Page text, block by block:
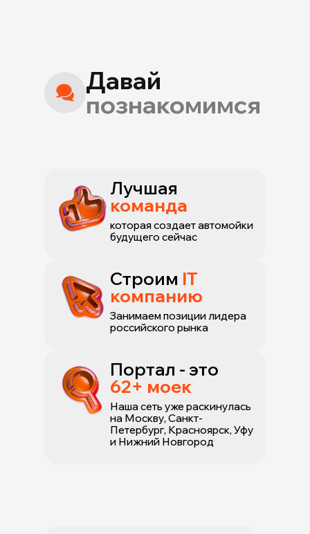
Давай
познакомимся
Лучшая
команда
которая создает автомойки
будущего сейчас
Строим IT
компанию
Занимаем позиции лидера
российского рынка
Портал - это
62+ моек
Наша сеть уже раскинулась
на Москву, Санкт-
Петербург, Красноярск, Уфу
и Нижний Новгород